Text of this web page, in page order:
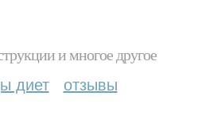
и многое другое
диет отзывы